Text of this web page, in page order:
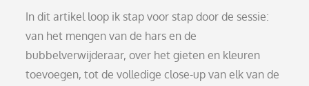
In dit artikel loop ik stap voor stap door de sessie:
van het mengen van de hars en de
bubbelverwijderaar, over het gieten en kleuren
toevoegen, tot de volledige close-up van elk van de